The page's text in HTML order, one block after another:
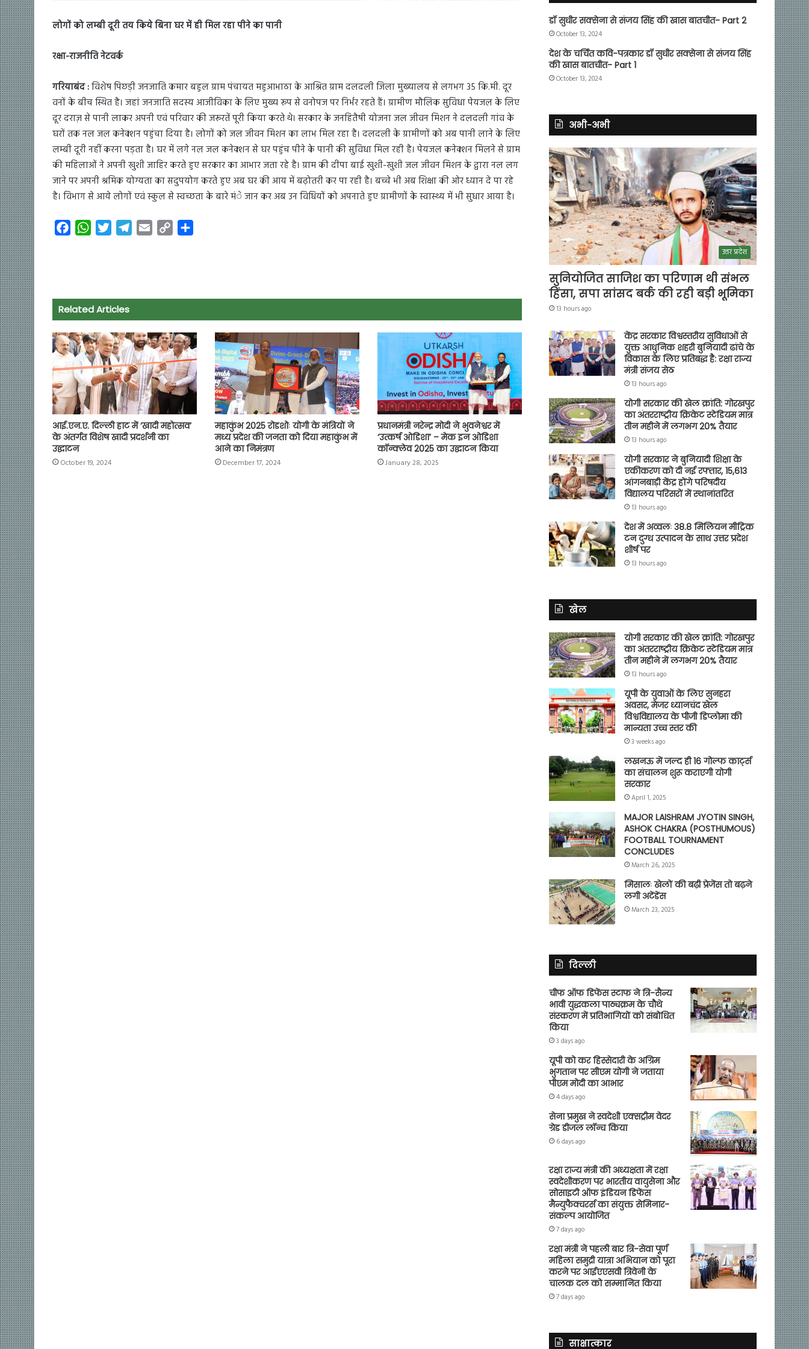
लोगों को लम्बी दूरी तय किये बिना घर में ही मिल रहा पीने का पानी
रक्षा-राजनीति नेटवर्क
गरियाबंद :विशेष पिछड़ी जनजाति कमार बहुल ग्राम पंचायत महुआभाठा के आश्रित ग्राम दलदली जिला मुख्यालय से लगभग 35 कि.मी. दूर
वनों के बीच स्थित है। जहां जनजाति सदस्य आजीविका के लिए मुख्य रूप से वनोपज पर निर्भर रहते हैं। ग्रामीण मौलिक सुविधा पेयजल के लिए
दूर दराज़ से पानी लाकर अपनी एवं परिवार की जरूरतें पूरी किया करते थे। सरकार के जनहितैषी योजना जल जीवन मिशन ने दलदली गांव के
घरों तक नल जल कनेक्शन पहुंचा दिया है। लोगों को जल जीवन मिशन का लाभ मिल रहा है। दलदली के ग्रामीणों को अब पानी लाने के लिए
लम्बी दूरी नहीं करना पड़ता है। घर में लगे नल जल कनेक्शन से घर पहुंच पीने के पानी की सुविधा मिल रही है। पेयजल कनेक्शन मिलने से ग्राम
की महिलाओं ने अपनी खुशी जाहिर करते हुए सरकार का आभार जता रहे है। ग्राम की दीपा बाई खुशी-खुशी जल जीवन मिशन के द्वारा नल लग
जाने पर अपनी श्रमिक योग्यता का सदुपयोग करते हुए अब घर की आय में बढ़ोतरी कर पा रही है। बच्चे भी अब शिक्षा की ओर ध्यान दे पा रहे
है। विभाग से आये लोगों एवं स्कुल से स्वच्छता के बारे मंे जान कर अब उन विधियों को अपनाते हुए ग्रामीणों के स्वास्थ्य में भी सुधार आया है।
o
o
k
W
A
p
p
e
r
a
m
n
k
Related Articles
आई.एन.ए. दिल्ली हाट में ‘खादी महोत्सव’
के अंतर्गत विशेष खादी प्रदर्शनी का
उद्घाटन
October 19, 2024
महाकुंभ 2025 रोडशोः योगी के मंत्रियों ने
मध्य प्रदेश की जनता को दिया महाकुंभ में
आने का निमंत्रण
December 17, 2024
प्रधानमंत्री नरेन्द्र मोदी ने भुवनेश्वर में
‘उत्कर्ष ओडिशा’ – मेक इन ओडिशा
कॉन्क्लेव 2025 का उद्घाटन किया
January 28, 2025
डॉ सुधीर सक्सेना से संजय सिंह की खास बातचीत- Part 2
October 13, 2024
देश के चर्चित कवि-पत्रकार डॉ सुधीर सक्सेना से संजय सिंह
की खास बातचीत- Part 1
October 13, 2024
अभी-अभी
उत्तर प्रदेश
सुनियोजित साजिश का परिणाम थी संभल
हिंसा, सपा सांसद बर्क की रही बड़ी भूमिका
13 hours ago
केंद्र सरकार विश्वस्तरीय सुविधाओं से
युक्त आधुनिक शहरी बुनियादी ढांचे के
विकास के लिए प्रतिबद्ध है: रक्षा राज्य
मंत्री संजय सेठ
13 hours ago
योगी सरकार की खेल क्रांति: गोरखपुर
का अंतरराष्ट्रीय क्रिकेट स्टेडियम मात्र
तीन महीने में लगभग 20% तैयार
13 hours ago
योगी सरकार ने बुनियादी शिक्षा के
एकीकरण को दी नई रफ्तार, 15,613
आंगनबाड़ी केंद्र होंगे परिषदीय
विद्यालय परिसरों में स्थानांतरित
13 hours ago
देश में अव्वलः 38.8 मिलियन मीट्रिक
टन दुग्ध उत्पादन के साथ उत्तर प्रदेश
शीर्ष पर
13 hours ago
खेल
योगी सरकार की खेल क्रांति: गोरखपुर
का अंतरराष्ट्रीय क्रिकेट स्टेडियम मात्र
तीन महीने में लगभग 20% तैयार
13 hours ago
यूपी के युवाओं के लिए सुनहरा
अवसर, मेजर ध्यानचंद खेल
विश्वविद्यालय के पीजी डिप्लोमा की
मान्यता उच्च स्तर की
3 weeks ago
लखनऊ में जल्द ही 16 गोल्फ कार्ट्स
का संचालन शुरू कराएगी योगी
सरकार
April 1, 2025
MAJOR LAISHRAM JYOTIN SINGH,
ASHOK CHAKRA (POSTHUMOUS)
FOOTBALL TOURNAMENT
CONCLUDES
March 26, 2025
मिसालः खेलों की बढ़ी प्रेजेंस तो बढ़ने
लगी अटेंडेंस
March 23, 2025
दिल्ली
चीफ ऑफ डिफेंस स्टाफ ने त्रि-सैन्य
भावी युद्धकला पाठ्यक्रम के चौथे
संस्करण में प्रतिभागियों को संबोधित
किया
3 days ago
यूपी को कर हिस्सेदारी के अग्रिम
भुगतान पर सीएम योगी ने जताया
पीएम मोदी का आभार
4 days ago
सेना प्रमुख ने स्वदेशी एक्सट्रीम वेदर
ग्रेड डीजल लॉन्च किया
6 days ago
रक्षा राज्य मंत्री की अध्यक्षता में रक्षा
स्वदेशीकरण पर भारतीय वायुसेना और
सोसाइटी ऑफ इंडियन डिफेंस
मैन्युफैक्चरर्स का संयुक्त सेमिनार-
संकल्प आयोजित
7 days ago
रक्षा मंत्री ने पहली बार त्रि-सेवा पूर्ण
महिला समुद्री यात्रा अभियान को पूरा
करने पर आईएएसवी त्रिवेनी के
चालक दल को सम्मानित किया
7 days ago
साक्षात्कार